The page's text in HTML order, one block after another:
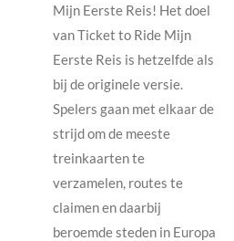
Mijn Eerste Reis! Het doel
van Ticket to Ride Mijn
Eerste Reis is hetzelfde als
bij de originele versie.
Spelers gaan met elkaar de
strijd om de meeste
treinkaarten te
verzamelen, routes te
claimen en daarbij
beroemde steden in Europa